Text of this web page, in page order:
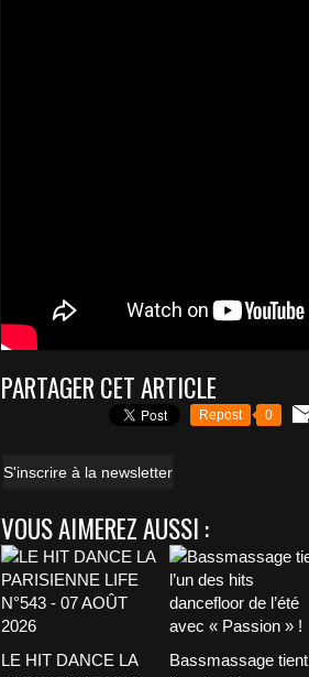
PARTAGER CET ARTICLE
Repost 0
S'inscrire à la newsletter
VOUS AIMEREZ AUSSI :
LE HIT DANCE LA
Bassmassage tient